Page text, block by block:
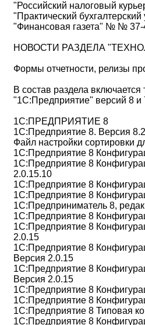
"Российский налоговый
"Практический
"Финансовая газета" № № 37-
НОВОСТИ РАЗДЕЛА
Формы отчетности, релизы
В состав раздела
"1С:Предприятие" версий 8 и
1С:ПРЕДПРИЯТИЕ 8
1С:Предприятие 8. Версия
Файл настройки сортировки
1С:Предприятие 8
1С:Предприятие 8
2.0.15.10
1С:Предприятие 8
1С:Предприятие 8
1С:Предприниматель 8,
1С:Предприятие 8
1С:Предприятие 8
2.0.15
1С:Предприятие 8
Версия 2.0.15
1С:Предприятие 8
Версия 2.0.15
1С:Предприятие 8
1С:Предприятие 8
1С:Предприятие 8 Типовая
1С:Предприятие 8